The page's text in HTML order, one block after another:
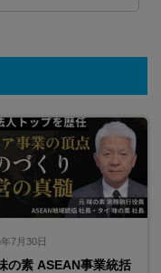
7月30日
の素 ASEAN事業統括